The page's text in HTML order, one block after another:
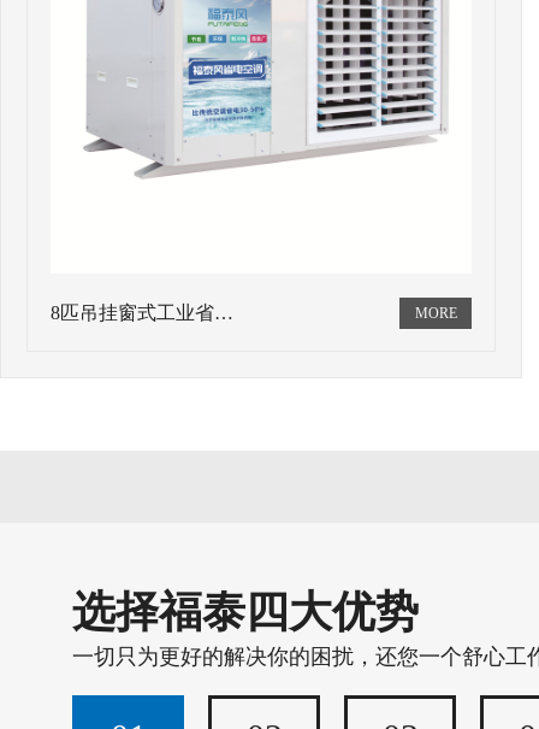
8匹吊挂窗式工业省…
选择福泰四大优势
一切只为更好的解决你的困扰，还您一个舒心工